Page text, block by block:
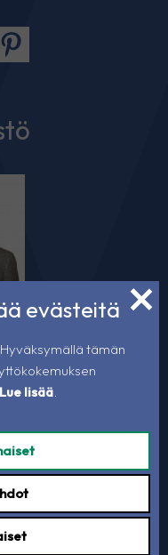
(DI)
(YAMK)
evästeitä
tämän
Lue lisää.